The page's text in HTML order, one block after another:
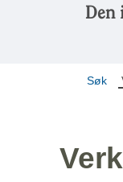
Den
Søk